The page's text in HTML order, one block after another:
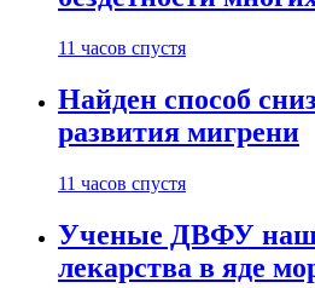
11 часов спустя
Найден способ
развития мигрени
11 часов спустя
Ученые ДВФУ
лекарства в яде